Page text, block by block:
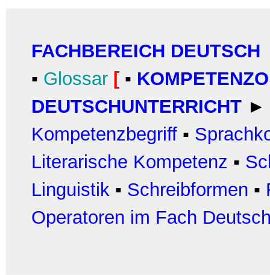
FACHBEREICH DEUTSCH
▪ Glossar [ ▪
DEUTSCHUNTERRICHT ►
Kompetenzbegriff ▪
Literarische Kompetenz ▪
Linguistik ▪ Schreibformen ▪
Operatoren im Fach